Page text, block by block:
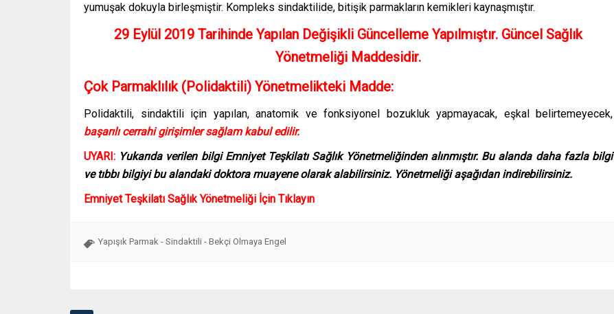
yumuşak dokuyla birleşmiştir. Kompleks sindaktilide, bitişik parmakların kemikleri kaynaşmıştır.
29 Eylül 2019 Tarihinde Yapılan Değişikli Güncelleme Yapılmıştır. Güncel Sağlık
Yönetmeliği Maddesidir.
Çok Parmaklılık (Polidaktili) Yönetmelikteki Madde:
Polidaktili, sindaktili için yapılan, anatomik ve fonksiyonel bozukluk yapmayacak, eşkal belirtemeyecek,
başarılı cerrahi girişimler sağlam kabul edilir.
UYARI: Yukarıda verilen bilgi Emniyet Teşkilatı Sağlık Yönetmeliğinden alınmıştır. Bu alanda daha fazla bilgi
ve tıbbı bilgiyi bu alandaki doktora muayene olarak alabilirsiniz. Yönetmeliği aşağıdan indirebilirsiniz.
Emniyet Teşkilatı Sağlık Yönetmeliği İçin Tıklayın
Yapışık Parmak - Sindaktili - Bekçi Olmaya Engel